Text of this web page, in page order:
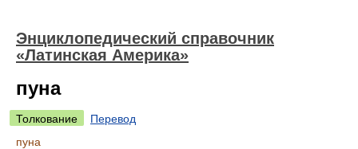
Энциклопедический справочник
«Латинская Америка»
пуна
Толкование
Перевод
пуна